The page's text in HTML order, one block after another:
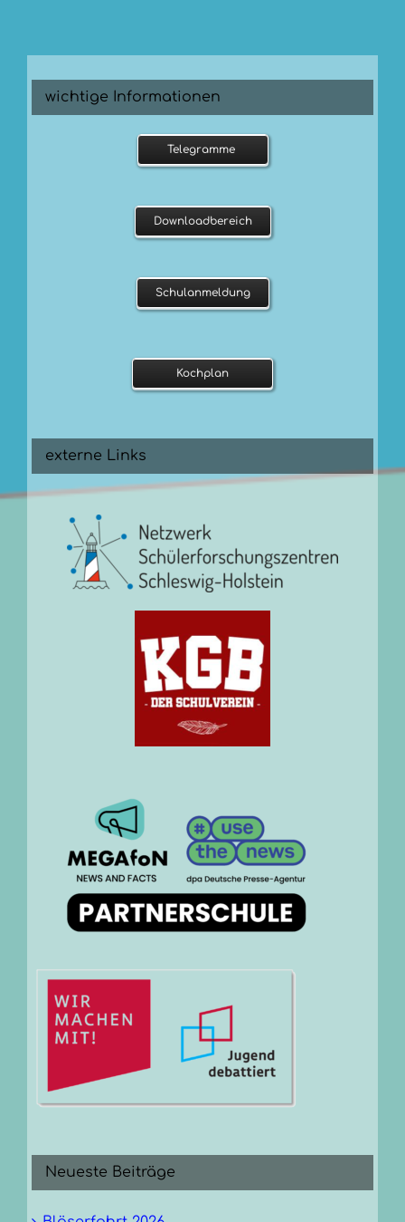
wichtige Informationen
Telegramme
Downloadbereich
Schulanmeldung
Kochplan
externe Links
Neueste Beiträge